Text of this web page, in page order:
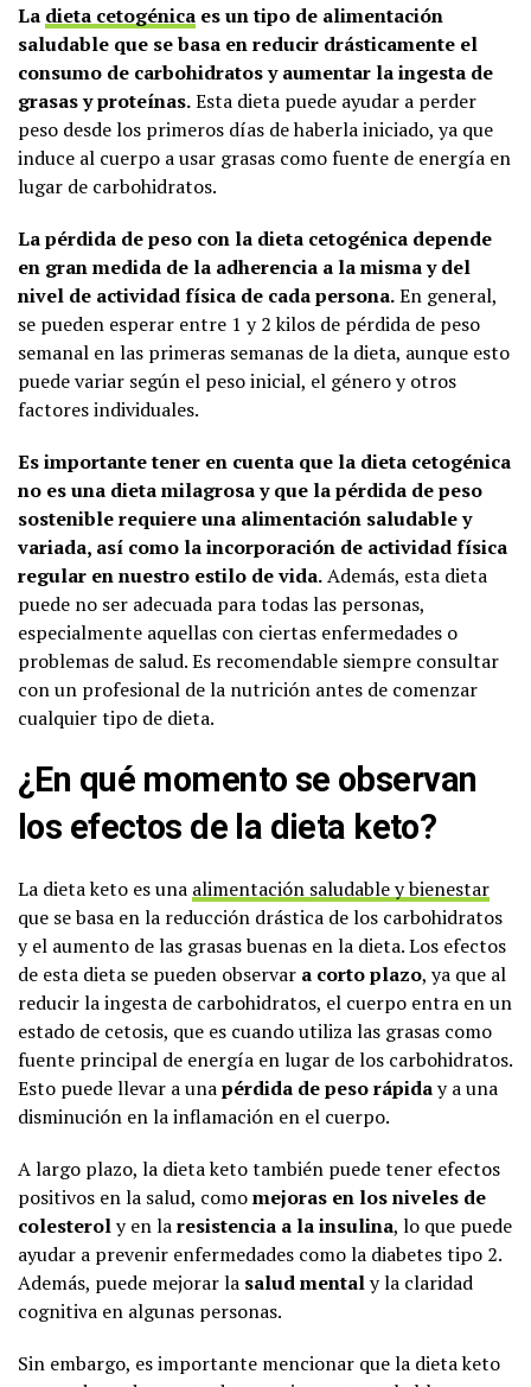
La dieta cetogénica es un tipo de alimentación
saludable que se basa en reducir drásticamente el
consumo de carbohidratos y aumentar la ingesta de
grasas y proteínas.Esta dieta puede ayudar a perder
peso desde los primeros días de haberla iniciado, ya que
induce al cuerpo a usar grasas como fuente de energía en
lugar de carbohidratos.
La pérdida de peso con la dieta cetogénica depende
en gran medida de la adherencia a la misma y del
nivel de actividad física de cada persona.En general,
se pueden esperar entre 1 y 2 kilos de pérdida de peso
semanal en las primeras semanas de la dieta, aunque esto
puede variar según el peso inicial, el género y otros
factores individuales.
Es importante tener en cuenta que la dieta cetogénica
no es una dieta milagrosa y que la pérdida de peso
sostenible requiere una alimentación saludable y
variada, así como la incorporación de actividad física
regular en nuestro estilo de vida.Además, esta dieta
puede no ser adecuada para todas las personas,
especialmente aquellas con ciertas enfermedades o
problemas de salud. Es recomendable siempre consultar
con un profesional de la nutrición antes de comenzar
cualquier tipo de dieta.
¿En qué momento se observan
los efectos de la dieta keto?
La dieta keto es una alimentación saludable y bienestar
que se basa en la reducción drástica de los carbohidratos
y el aumento de las grasas buenas en la dieta. Los efectos
de esta dieta se pueden observar a corto plazo, ya que al
reducir la ingesta de carbohidratos, el cuerpo entra en un
estado de cetosis, que es cuando utiliza las grasas como
fuente principal de energía en lugar de los carbohidratos.
Esto puede llevar a unapérdida de peso rápiday a una
disminución en la inflamación en el cuerpo.
A largo plazo, la dieta keto también puede tener efectos
positivos en la salud, comomejoras en los niveles de
colesteroly en laresistencia a la insulina, lo que puede
ayudar a prevenir enfermedades como la diabetes tipo 2.
Además, puede mejorar la salud mentaly la claridad
cognitiva en algunas personas.
Sin embargo, es importante mencionar que la dieta keto